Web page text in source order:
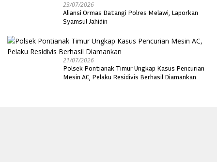
23/07/2026
Aliansi Ormas Datangi Polres Melawi, Laporkan
Syamsul Jahidin
21/07/2026
Polsek Pontianak Timur Ungkap Kasus Pencurian
Mesin AC, Pelaku Residivis Berhasil Diamankan